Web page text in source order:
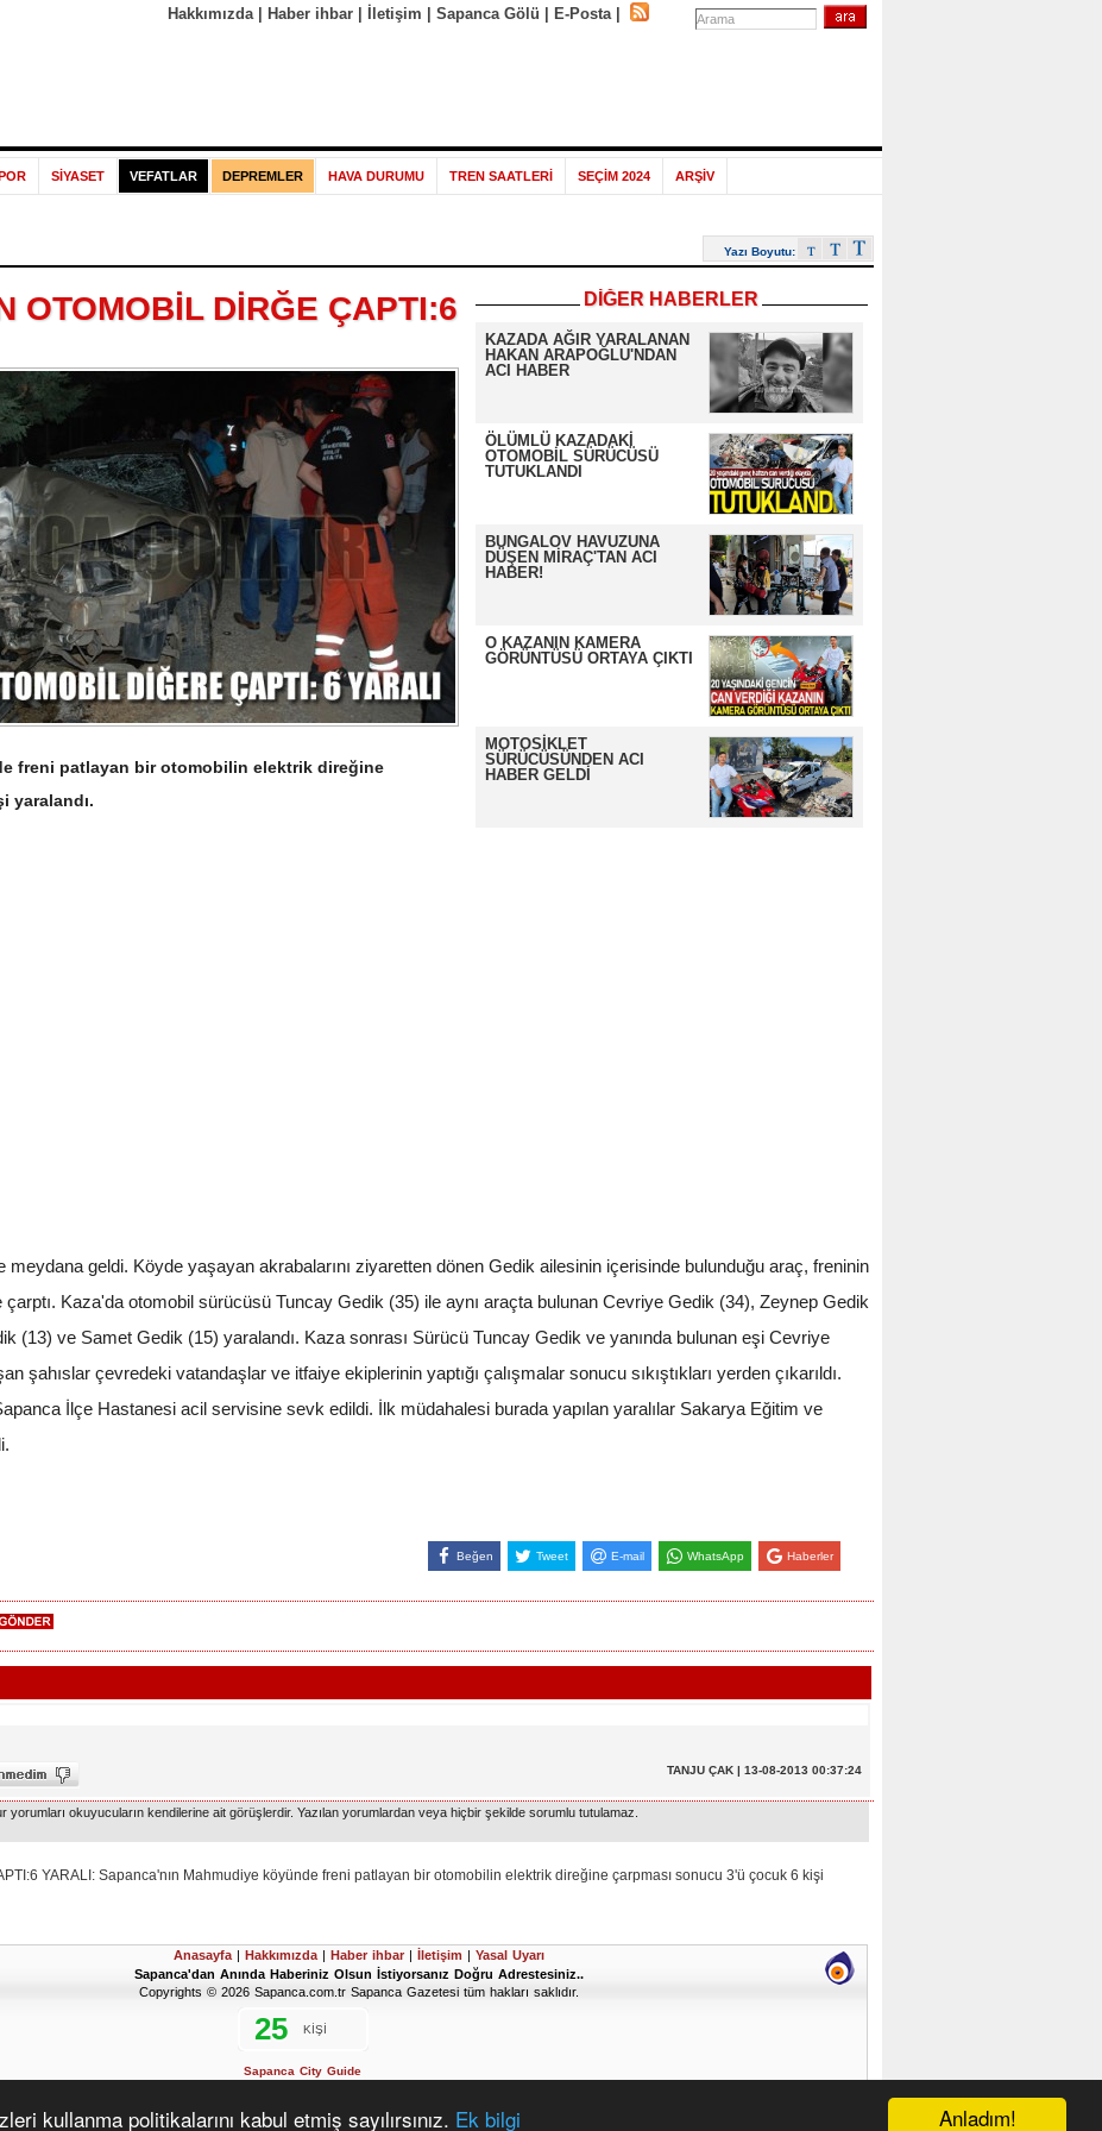
Anladım!
kullanma politikalarını kabul etmiş sayılırsınız. Ek bilgi
Hakkımızda| Haber ihbar| İletişim Sapanca Gölü E-Posta|
SİYASET VEFATLAR DEPREMLER HAVA DURUMU TREN SAATLERİ SEÇİM 2024 ARŞİV
Yazı Boyutu:
DİĞER HABERLER
KAZADA AĞIR YARALANAN
HAKAN ARAPOĞLU'NDAN
ACI HABER
ÖLÜMLÜ KAZADAKİ
OTOMOBİL SÜRÜCÜSÜ
TUTUKLANDI
BUNGALOV HAVUZUNA
DÜŞEN MİRAÇ'TAN ACI
HABER!
O KAZANIN KAMERA
GÖRÜNTÜSÜ ORTAYA ÇIKTI
MOTOSİKLET
SÜRÜCÜSÜNDEN ACI
HABER GELDİ
OTOMOBİL DİRĞE ÇAPTI:6
freni patlayan bir otomobilin elektrik direğine
yaralandı.
meydana geldi. Köyde yaşayan akrabalarını ziyaretten dönen Gedik ailesinin içerisinde bulunduğu araç, freninin
çarptı. Kaza'da otomobil sürücüsü Tuncay Gedik (35) ile aynı araçta bulunan Cevriye Gedik (34), Zeynep Gedik
(13) ve Samet Gedik (15) yaralandı. Kaza sonrası Sürücü Tuncay Gedik ve yanında bulunan eşi Cevriye
şahıslar çevredeki vatandaşlar ve itfaiye ekiplerinin yaptığı çalışmalar sonucu sıkıştıkları yerden çıkarıldı.
İlçe Hastanesi acil servisine sevk edildi. İlk müdahalesi burada yapılan yaralılar Sakarya Eğitim ve
Beğen Tweet E-mail WhatsApp Haberler
TANJU ÇAK | 13-08-2013 00:37:24
yorumları okuyucuların kendilerine ait görüşlerdir. Yazılan yorumlardan veya hiçbir şekilde sorumlu tutulamaz.
YARALI: Sapanca'nın Mahmudiye köyünde freni patlayan bir otomobilin elektrik direğine çarpması sonucu 3'ü çocuk 6 kişi
Anasayfa | Hakkımızda | Haber ihbar | İletişim | Yasal Uyarı
Sapanca'dan Anında Haberiniz Olsun İstiyorsanız Doğru Adrestesiniz..
Copyrights © 2026 Sapanca.com.tr Sapanca Gazetesi tüm hakları saklıdır.
Sapanca City Guide
www.vahitarapoglu.tr